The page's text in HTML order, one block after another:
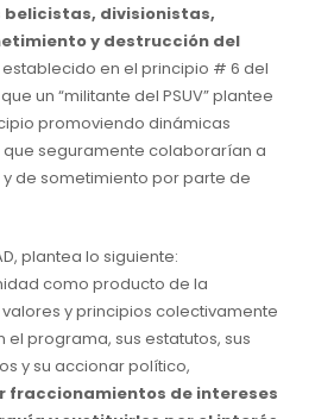
belicistas, divisionistas,
y destrucción del
establecido en el principio # 6 del
un “militante del PSUV” plantee
promoviendo dinámicas
que seguramente colaborarían a
de sometimiento por parte de
plantea lo siguiente:
como producto de la
y principios colectivamente
programa, sus estatutos, sus
y su accionar político,
fraccionamientos de intereses